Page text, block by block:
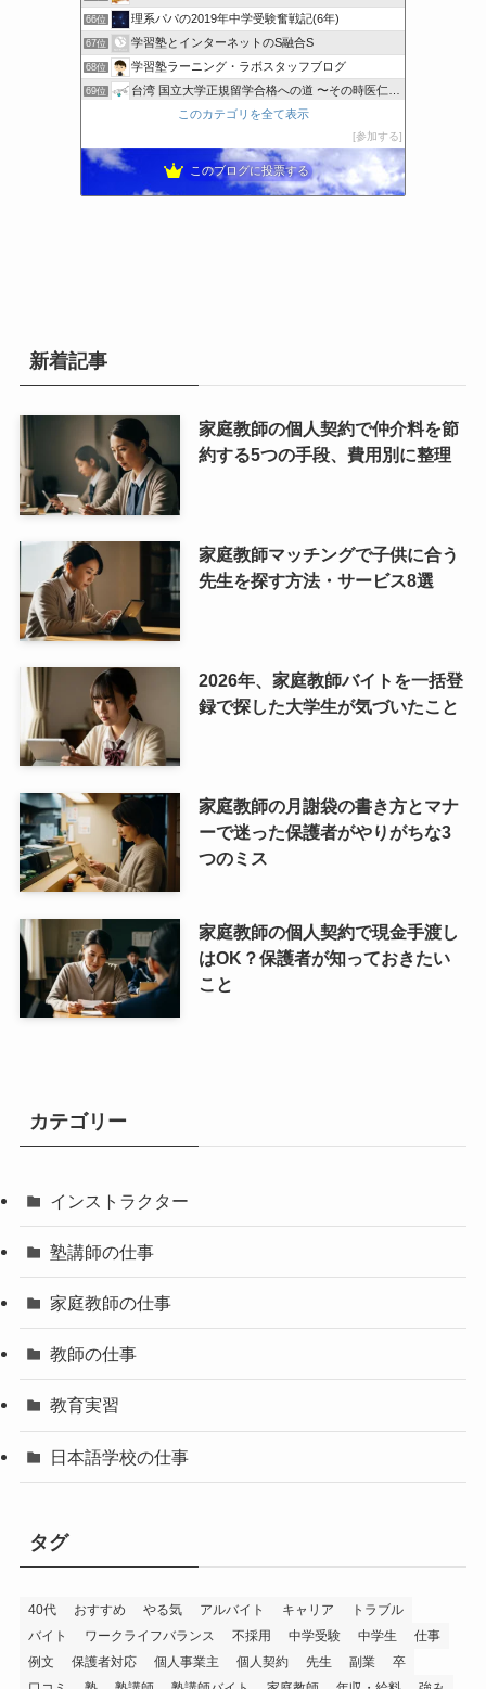
66位 理系パパの2019年中学受験奮戦記(6年)
67位 学習塾とインターネットのS融合S
68位 学習塾ラーニング・ラボスタッフブログ
69位 台湾 国立大学正規留学合格への道 〜その時医仁で何をした〜
学習塾の事務員が見た中高受験
中学受験・高校受験のプロ家庭教師 徳田安俊のブログ
このカテゴリを全て表示
参加する
このブログに投票する
新着記事
家庭教師の個人契約で仲介料を節
約する5つの手段、費用別に整理
家庭教師マッチングで子供に合う
先生を探す方法・サービス8選
2026年、家庭教師バイトを一括登
録で探した大学生が気づいたこと
家庭教師の月謝袋の書き方とマナ
ーで迷った保護者がやりがちな3
つのミス
家庭教師の個人契約で現金手渡し
はOK？保護者が知っておきたい
こと
カテゴリー
インストラクター
塾講師の仕事
家庭教師の仕事
教師の仕事
教育実習
日本語学校の仕事
タグ
40代 おすすめ やる気 アルバイト キャリア
トラブル
バイト
ワークライフバランス 不採用 中学受験 中学生
仕事
例文
保護者対応 個人事業主 個人契約 先生 副業
卒